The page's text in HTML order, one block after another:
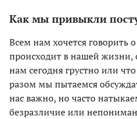
Как мы привыкли
Всем нам хочется говорить
происходит в нашей жизни,
нам сегодня грустно или
разом мы пытаемся
нас важно, но часто
безразличие или